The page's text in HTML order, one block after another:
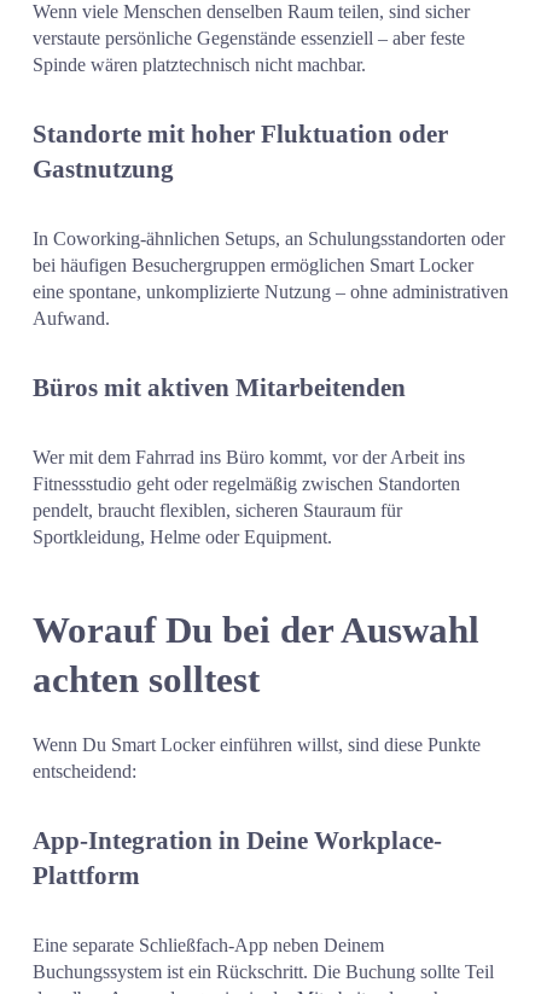
Wenn viele Menschen denselben Raum teilen, sind sicher
verstaute persönliche Gegenstände essenziell – aber feste
Spinde wären platztechnisch nicht machbar.
Standorte mit hoher Fluktuation oder
Gastnutzung
In Coworking-ähnlichen Setups, an Schulungsstandorten oder
bei häufigen Besuchergruppen ermöglichen Smart Locker
eine spontane, unkomplizierte Nutzung – ohne administrativen
Aufwand.
Büros mit aktiven Mitarbeitenden
Wer mit dem Fahrrad ins Büro kommt, vor der Arbeit ins
Fitnessstudio geht oder regelmäßig zwischen Standorten
pendelt, braucht flexiblen, sicheren Stauraum für
Sportkleidung, Helme oder Equipment.
Worauf Du bei der Auswahl
achten solltest
Wenn Du Smart Locker einführen willst, sind diese Punkte
entscheidend:
App-Integration in Deine Workplace-
Plattform
Eine separate Schließfach-App neben Deinem
Buchungssystem ist ein Rückschritt. Die Buchung sollte Teil